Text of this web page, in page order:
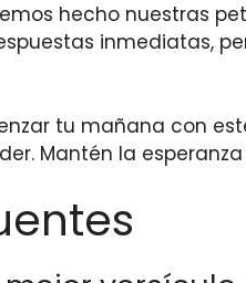
hecho nuestras
inmediatas,
tu mañana con
Mantén la